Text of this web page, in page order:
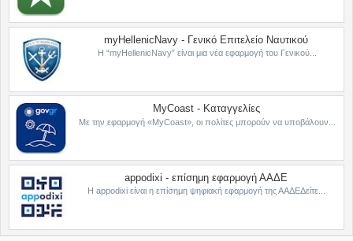
myHellenicNavy - Γενικό Επιτελείο Ναυτικού
Η “myHellenicNavy” είναι μια νέα εφαρμογή του Γενικού...
MyCoast - Καταγγελίες
Με την εφαρμογή «MyCoast», οι πολίτες μπορούν να υποβάλουν...
appodixi - επίσημη εφαρμογή ΑΑΔΕ
Η appodixi είναι η επίσημη ψηφιακή εφαρμογή της ΑΑΔΕΔείτε...